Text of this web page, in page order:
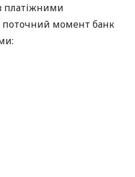
платіжними
поточний момент банк